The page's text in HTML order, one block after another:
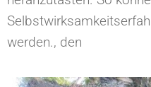
werden., den